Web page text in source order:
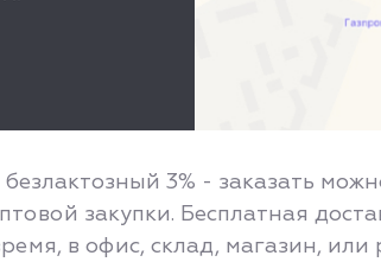
3% - заказать
закупки. Бесплатная
в офис, склад, магазин,